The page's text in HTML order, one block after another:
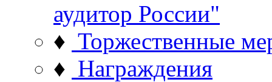
аудитор России"
♦ Торжественные
♦ Награждения